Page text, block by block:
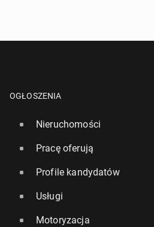
OGŁOSZENIA
Nieruchomości
Pracę oferują
Profile kandydatów
Usługi
Motoryzacja